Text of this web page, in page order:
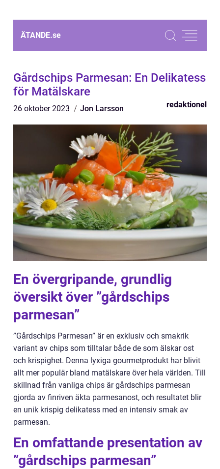
ÄTANDE.se
Gårdschips Parmesan: En Delikatess
för Matälskare
26 oktober 2023 Jon Larsson redaktionel
En övergripande, grundlig
översikt över ”gårdschips
parmesan”
”Gårdschips Parmesan” är en exklusiv och smakrik
variant av chips som tilltalar både de som älskar ost
och krispighet. Denna lyxiga gourmetprodukt har blivit
allt mer populär bland matälskare över hela världen. Till
skillnad från vanliga chips är gårdschips parmesan
gjorda av finriven äkta parmesanost, och resultatet blir
en unik krispig delikatess med en intensiv smak av
parmesan.
En omfattande presentation av
”gårdschips parmesan”